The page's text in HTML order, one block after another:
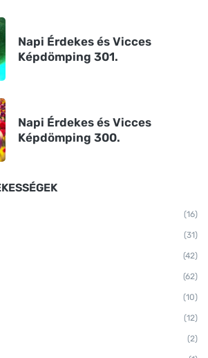
Napi Érdekes és Vicces
Képdömping 301.
Napi Érdekes és Vicces
Képdömping 300.
(16)
(31)
(42)
(62)
(10)
(12)
(2)